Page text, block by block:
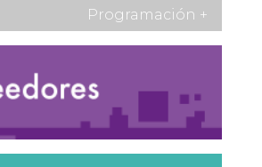
Programación +